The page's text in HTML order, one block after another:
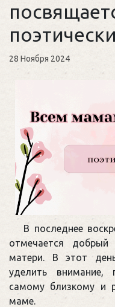
28 Ноября 2024
В последнее
отмечается
матери. В этот
уделить внимание,
самому близкому и
маме.